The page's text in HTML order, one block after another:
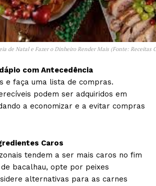
de Natal e Fazer o Dinheiro Render Mais (Fonte: Receitas
com Antecedência
e faça uma lista de compras.
podem ser adquiridos em
a economizar e a evitar compras
Caros
tendem a ser mais caros no fim
bacalhau, opte por peixes
alternativas para as carnes